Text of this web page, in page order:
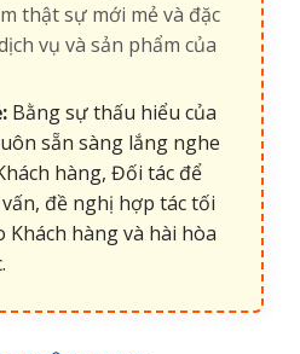
thật sự mới mẻ và đặc
vụ và sản phẩm của
Bằng sự thấu hiểu của
sẵn sàng lắng nghe
hàng, Đối tác để
đề nghị hợp tác tối
Khách hàng và hài hòa